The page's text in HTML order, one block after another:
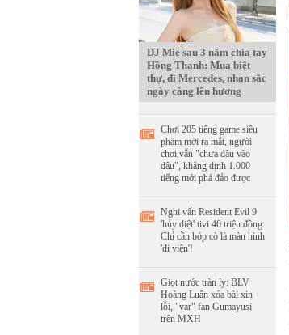
DJ Mie sau 3 năm chia tay
Hồng Thanh: Mua biệt
thự, đi Mercedes, nhan sắc
ngày càng lên hương
Chơi 205 tiếng game siêu
phẩm mới ra mắt, người
chơi vẫn "chưa đâu vào
đâu", khẳng định 1.000
tiếng mới phá đảo được
Nghi vấn Resident Evil 9
'hủy diệt' tivi 40 triệu đồng:
Chỉ cần bóp cò là màn hình
'đi viện'!
Giọt nước tràn ly: BLV
Hoàng Luân xóa bài xin
lỗi, "var" fan Gumayusi
trên MXH